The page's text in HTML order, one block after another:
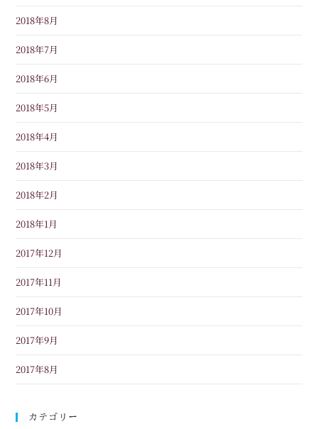
2018年8月
2018年7月
2018年6月
2018年5月
2018年4月
2018年3月
2018年2月
2018年1月
2017年12月
2017年11月
2017年10月
2017年9月
2017年8月
カテゴリー